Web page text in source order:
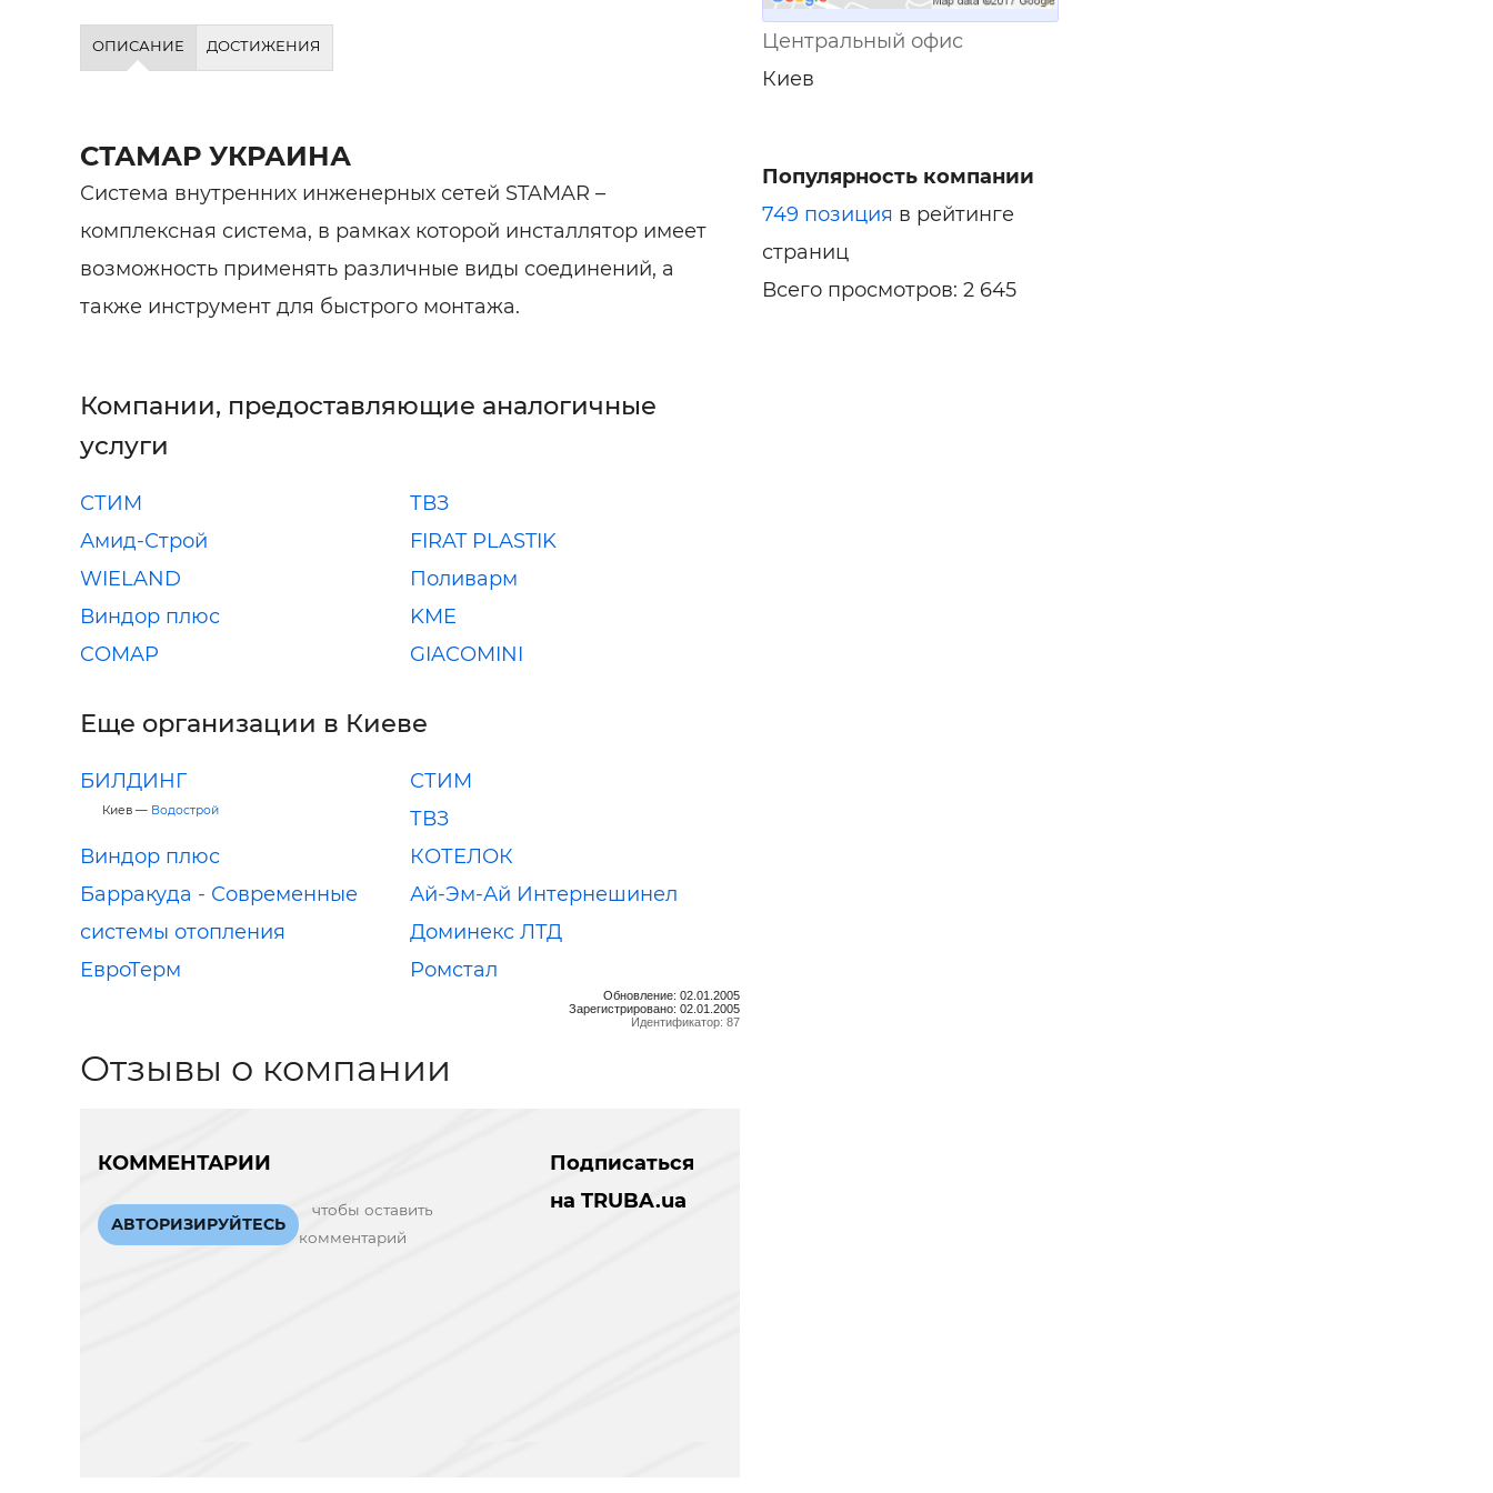
ОПИСАНИЕ ДОСТИЖЕНИЯ
СТАМАР УКРАИНА
Система внутренних инженерных сетей STAMAR –
комплексная система, в рамках которой инсталлятор имеет
возможность применять различные виды соединений, а
также инструмент для быстрого монтажа.
Компании, предоставляющие аналогичные
услуги
СТИМ
ТВЗ
Амид-Строй
FIRAT PLASTIK
WIELAND
Поливарм
Виндор плюс
KME
COMAP
GIACOMINI
Еще организации в Киеве
БИЛДИНГ
Киев — Водострой
СТИМ
ТВЗ
Виндор плюс
КОТЕЛОК
Барракуда - Современные
системы отопления
Ай-Эм-Ай Интернешинел
Доминекс ЛТД
ЕвроТерм
Ромстал
Обновление: 02.01.2005
Зарегистрировано: 02.01.2005
Идентификатор: 87
Отзывы о компании
КОММЕНТАРИИ
АВТОРИЗИРУЙТЕСЬ
чтобы оставить
комментарий
Подписаться
на TRUBA.ua
Центральный офис
Киев
Популярность компании
749 позиция в рейтинге
страниц
Всего просмотров: 2 645